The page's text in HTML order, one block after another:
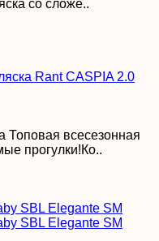
со сложе..
Топовая всесезонная
прогулки!Ко..